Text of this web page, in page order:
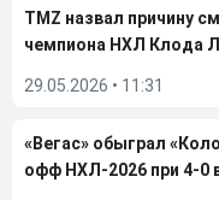
TMZ назвал причину
чемпиона НХЛ Клода
29.05.2026 • 11:31
«Вегас» обыграл
офф НХЛ-2026 при 4-0